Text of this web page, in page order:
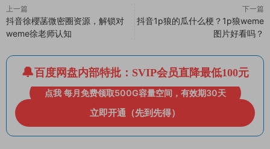
上一篇
抖音徐櫻菡微密圈资源，解锁对
weme徐老师认知
下一篇
抖音1p狼的瓜什么梗？1p狼weme
图片好看吗？
百度网盘内部特批：SVIP会员直降最低100元
点我 每月免费领取500G容量空间，有效期30天
立即开通（先到先得）